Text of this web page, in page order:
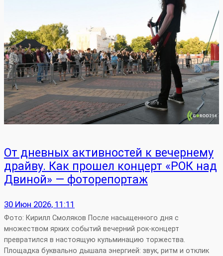
От дневных активностей к вечернему
драйву. Как прошел концерт «РОК над
Двиной» — фоторепортаж
30 Июн 2026, 11:11
Фото: Кирилл Смоляков После насыщенного дня с
множеством ярких событий вечерний рок‑концерт
превратился в настоящую кульминацию торжества.
Площадка буквально дышала энергией: звук, ритм и отклик